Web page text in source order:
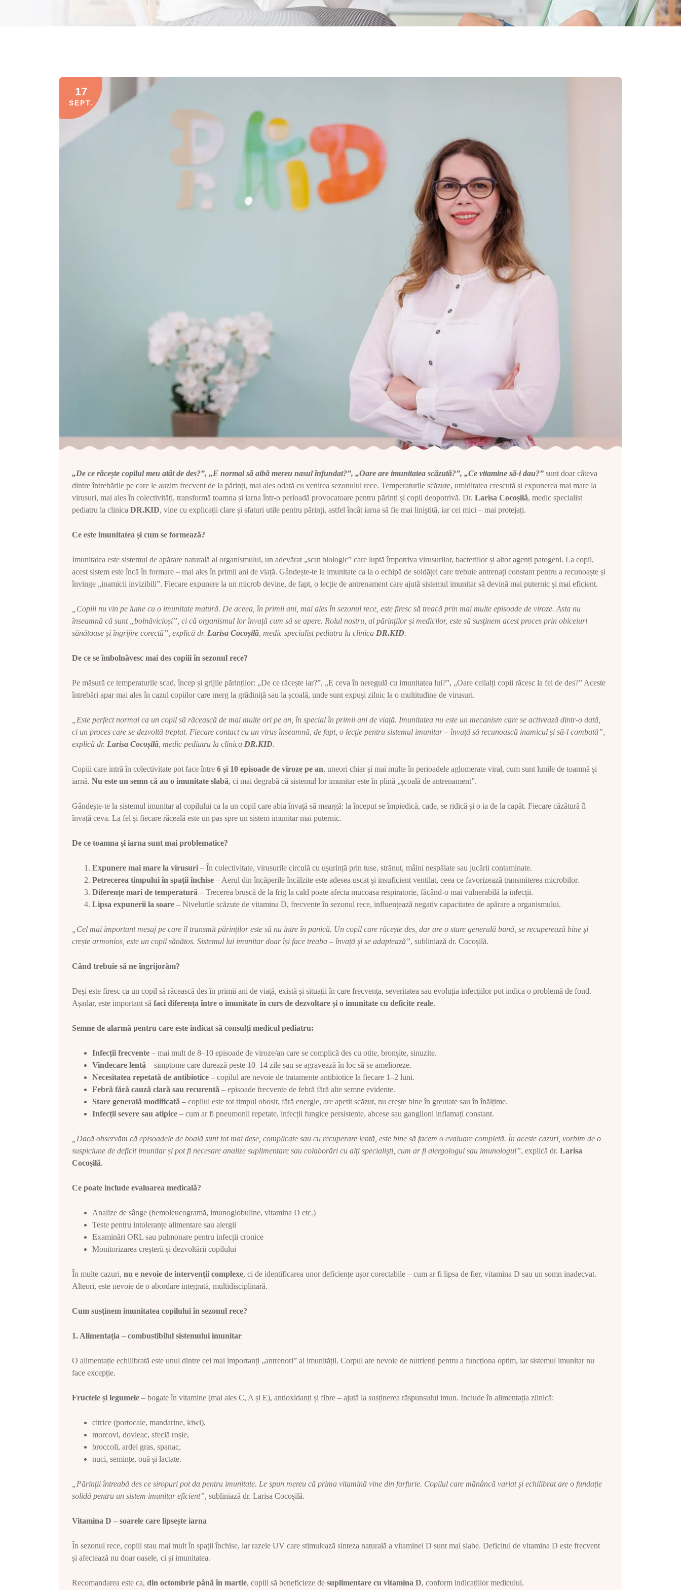
17
SEPT.
„De ce răcește copilul meu atât de des?”, „E normal să aibă mereu nasul înfundat?”, „Oare are imunitatea scăzută?”, „Ce vitamine să-i dau?” sunt doar câteva
dintre întrebările pe care le auzim frecvent de la părinți, mai ales odată cu venirea sezonului rece. Temperaturile scăzute, umiditatea crescută și expunerea mai mare la
virusuri, mai ales în colectivități, transformă toamna și iarna într-o perioadă provocatoare pentru părinți și copii deopotrivă. Dr. Larisa Cocoșilă, medic specialist
pediatru la clinica DR.KID, vine cu explicații clare și sfaturi utile pentru părinți, astfel încât iarna să fie mai liniștită, iar cei mici – mai protejați.
Ce este imunitatea și cum se formează?
Imunitatea este sistemul de apărare naturală al organismului, un adevărat „scut biologic” care luptă împotriva virusurilor, bacteriilor și altor agenți patogeni. La copii,
acest sistem este încă în formare – mai ales în primii ani de viață. Gândește-te la imunitate ca la o echipă de soldăței care trebuie antrenați constant pentru a recunoaște și
învinge „inamicii invizibili”. Fiecare expunere la un microb devine, de fapt, o lecție de antrenament care ajută sistemul imunitar să devină mai puternic și mai eficient.
„Copiii nu vin pe lume cu o imunitate matură. De aceea, în primii ani, mai ales în sezonul rece, este firesc să treacă prin mai multe episoade de viroze. Asta nu
înseamnă că sunt „bolnăvicioși”, ci că organismul lor învață cum să se apere. Rolul nostru, al părinților și medicilor, este să susținem acest proces prin obiceiuri
sănătoase și îngrijire corectă”, explică dr. Larisa Cocoșilă , medic specialist pediatru la clinica DR.KID.
De ce se îmbolnăvesc mai des copiii în sezonul rece?
Pe măsură ce temperaturile scad, încep și grijile părinților: „De ce răcește iar?”, „E ceva în neregulă cu imunitatea lui?”, „Oare ceilalți copii răcesc la fel de des?” Aceste
întrebări apar mai ales în cazul copiilor care merg la grădiniță sau la școală, unde sunt expuși zilnic la o multitudine de virusuri.
„Este perfect normal ca un copil să răcească de mai multe ori pe an, în special în primii ani de viață. Imunitatea nu este un mecanism care se activează dintr-o dată,
ci un proces care se dezvoltă treptat. Fiecare contact cu un virus înseamnă, de fapt, o lecție pentru sistemul imunitar – învață să recunoască inamicul și să-l combată”,
explică dr. Larisa Cocoșilă , medic pediatru la clinica DR.KID.
Copiii care intră în colectivitate pot face între 6 și 10 episoade de viroze pe an, uneori chiar și mai multe în perioadele aglomerate viral, cum sunt lunile de toamnă și
iarnă. Nu este un semn că au o imunitate slabă, ci mai degrabă că sistemul lor imunitar este în plină „școală de antrenament”.
Gândește-te la sistemul imunitar al copilului ca la un copil care abia învață să meargă: la început se împiedică, cade, se ridică și o ia de la capăt. Fiecare căzătură îl
învață ceva. La fel și fiecare răceală este un pas spre un sistem imunitar mai puternic.
De ce toamna și iarna sunt mai problematice?
Expunere mai mare la virusuri – În colectivitate, virusurile circulă cu ușurință prin tuse, strănut, mâini nespălate sau jucării contaminate.
Petrecerea timpului în spații închise – Aerul din încăperile încălzite este adesea uscat și insuficient ventilat, ceea ce favorizează transmiterea microbilor.
Diferențe mari de temperatură – Trecerea bruscă de la frig la cald poate afecta mucoasa respiratorie, făcând-o mai vulnerabilă la infecții.
Lipsa expunerii la soare – Nivelurile scăzute de vitamina D, frecvente în sezonul rece, influențează negativ capacitatea de apărare a organismului.
„Cel mai important mesaj pe care îl transmit părinților este să nu intre în panică. Un copil care răcește des, dar are o stare generală bună, se recuperează bine și
crește armonios, este un copil sănătos. Sistemul lui imunitar doar își face treaba – învață și se adaptează”, subliniază dr. Cocoșilă.
Când trebuie să ne îngrijorăm?
Deși este firesc ca un copil să răcească des în primii ani de viață, există și situații în care frecvența, severitatea sau evoluția infecțiilor pot indica o problemă de fond.
Așadar, este important să faci diferența între o imunitate în curs de dezvoltare și o imunitate cu deficite reale.
Semne de alarmă pentru care este indicat să consulți medicul pediatru:
Infecții frecvente – mai mult de 8–10 episoade de viroze/an care se complică des cu otite, bronșite, sinuzite.
Vindecare lentă – simptome care durează peste 10–14 zile sau se agravează în loc să se amelioreze.
Necesitatea repetată de antibiotice – copilul are nevoie de tratamente antibiotice la fiecare 1–2 luni.
Febră fără cauză clară sau recurentă – episoade frecvente de febră fără alte semne evidente.
Stare generală modificată – copilul este tot timpul obosit, fără energie, are apetit scăzut, nu crește bine în greutate sau în înălțime.
Infecții severe sau atipice – cum ar fi pneumonii repetate, infecții fungice persistente, abcese sau ganglioni inflamați constant.
„Dacă observăm că episoadele de boală sunt tot mai dese, complicate sau cu recuperare lentă, este bine să facem o evaluare completă. În aceste cazuri, vorbim de o
suspiciune de deficit imunitar și pot fi necesare analize suplimentare sau colaborări cu alți specialiști, cum ar fi alergologul sau imunologul”, explică dr. Larisa
Cocoșilă.
Ce poate include evaluarea medicală?
Analize de sânge (hemoleucogramă, imunoglobuline, vitamina D etc.)
Teste pentru intoleranțe alimentare sau alergii
Examinări ORL sau pulmonare pentru infecții cronice
Monitorizarea creșterii și dezvoltării copilului
În multe cazuri, nu e nevoie de intervenții complexe, ci de identificarea unor deficiențe ușor corectabile – cum ar fi lipsa de fier, vitamina D sau un somn inadecvat.
Alteori, este nevoie de o abordare integrată, multidisciplinară.
Cum susținem imunitatea copilului în sezonul rece?
1. Alimentația – combustibilul sistemului imunitar
O alimentație echilibrată este unul dintre cei mai importanți „antrenori” ai imunității. Corpul are nevoie de nutrienți pentru a funcționa optim, iar sistemul imunitar nu
face excepție.
Fructele și legumele – bogate în vitamine (mai ales C, A și E), antioxidanți și fibre – ajută la susținerea răspunsului imun. Include în alimentația zilnică:
citrice (portocale, mandarine, kiwi),
morcovi, dovleac, sfeclă roșie,
broccoli, ardei gras, spanac,
nuci, semințe, ouă și lactate.
„Părinții întreabă des ce siropuri pot da pentru imunitate. Le spun mereu că prima vitamină vine din farfurie. Copilul care mănâncă variat și echilibrat are o fundație
solidă pentru un sistem imunitar eficient”, subliniază dr. Larisa Cocoșilă.
Vitamina D – soarele care lipsește iarna
În sezonul rece, copiii stau mai mult în spații închise, iar razele UV care stimulează sinteza naturală a vitaminei D sunt mai slabe. Deficitul de vitamina D este frecvent
și afectează nu doar oasele, ci și imunitatea.
Recomandarea este ca, din octombrie până în martie, copiii să beneficieze de suplimentare cu vitamina D, conform indicațiilor medicului.